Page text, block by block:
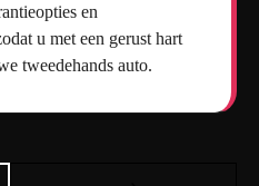
en
u met een gerust hart
tweedehands auto.